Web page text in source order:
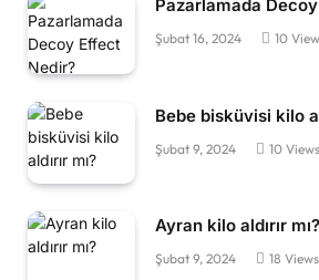
Pazarlamada
Şubat 16, 2024 10
Bebe bisküvisi kilo
Şubat 9, 2024 10 Views
Ayran kilo aldırır mı?
Şubat 9, 2024 18 Views